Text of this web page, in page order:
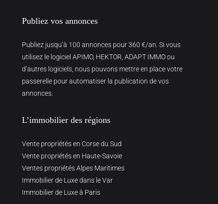
Publiez vos annonces
Publiez jusqu’à 100 annonces pour 360 €/an. Si vous
utilisez le logiciel APIMO, HEKTOR, ADAPT IMMO ou
d’autres logiciels, nous pouvons mettre en place votre
passerelle pour automatiser la publication de vos
annonces.
L’immobilier des régions
Vente propriétés en Corse du Sud
Vente propriétés en Haute-Savoie
Ventes propriétés Alpes Maritimes
Immobilier de Luxe dans le Var
Immobilier de Luxe à Paris